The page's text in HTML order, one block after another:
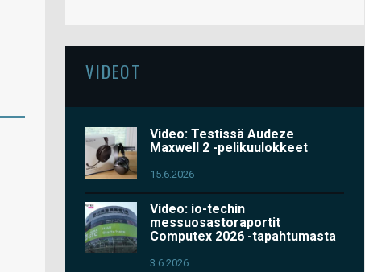
VIDEOT
Video: Testissä Audeze
Maxwell 2 -pelikuulokkeet
15.6.2026
Video: io-techin
messuosastoraportit
Computex 2026 -tapahtumasta
3.6.2026